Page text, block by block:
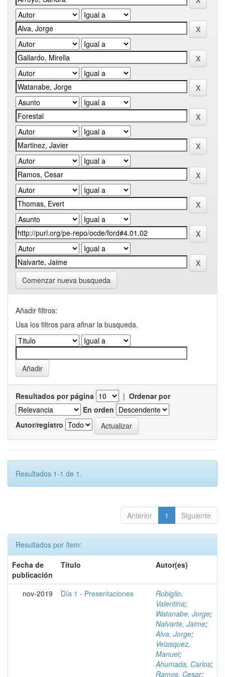
Comenzar nueva busqueda
Añadir filtros:
Usa los filtros para afinar la busqueda.
Resultados por página | Ordenar por
En orden
Autor/registro
Resultados 1-1 de 1.
Anterior 1 Siguiente
Resultados por ítem:
Fecha de
publicación
Título Autor(es)
nov-2019 Día 1 - Presentaciones
Robiglio,
Valentina;
Watanabe, Jorge;
Nalvarte, Jaime;
Alva, Jorge;
Velasquez,
Manuel;
Ahumada, Carlos;
Ramos, Cesar;